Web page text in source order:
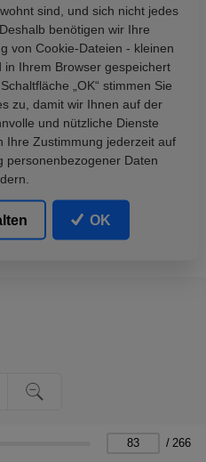
/ 266
sind, und sich nicht jedes
benötigen wir Ihre
von Cookie-Dateien - kleinen
Ihrem Browser gespeichert
„OK“ stimmen Sie
zu, damit wir Ihnen auf der
und nützliche Dienste
Ihre Zustimmung jederzeit auf
personenbezogener Daten
OK